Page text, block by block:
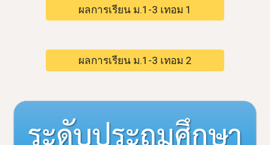
ผลการเรียน ม.1-3 เทอม 1
ผลการเรียน ม.1-3 เทอม 2